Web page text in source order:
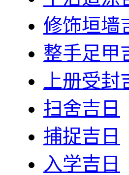
修饰垣墙
整手足甲
上册受封
扫舍吉日
捕捉吉日
入学吉日